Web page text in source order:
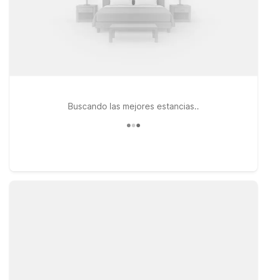
Buscando las mejores estancias..